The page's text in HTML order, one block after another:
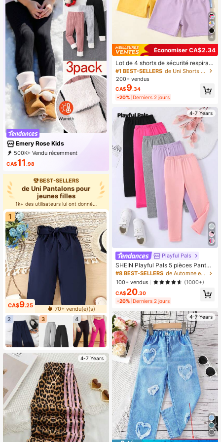
Emery Rose Kids
500K+ Vendu récemment
99K+ Rachat
CA$11.98
BEST-SELLERS
de Uni Pantalons pour
jeunes filles
1k+ des utilisateurs lui ont donné 5 étoiles
1
CA$9.25
70+ vendu(e)(s)
2
3 4
4-7 Years
4
Économiser CA$2.34
Lot de 4 shorts de sécurité respirant
s unis pour filles, fins et adaptés à la
saison printemps-été. À porter sous
un vêtement ou comme vêtement
d'extérieur.
#1 BEST-SELLERS
de Uni Shorts pour jeunes filles
200+ vendus
CA$9.34
-20% Derniers 2 jours
4-7 Years
Playful Pals
SHEIN Playful Pals 5 pièces Pantal
on décontracté et confortable tout-
aller pour jeune fille, convient pour l
e port quotidien au printemps et à
l'automne, à l'école, au campus, sty
le chic automne/hiver
#8 BEST-SELLERS
de Automne et hiver Leggings pour jeunes filles
100+ vendus
(1000+)
CA$20.30
-20% Derniers 2 jours
4-7 Years